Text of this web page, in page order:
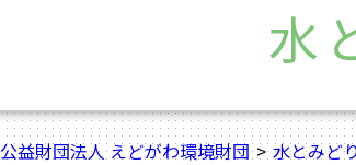
水
公益財団法人 えどがわ環境財団 水とみど